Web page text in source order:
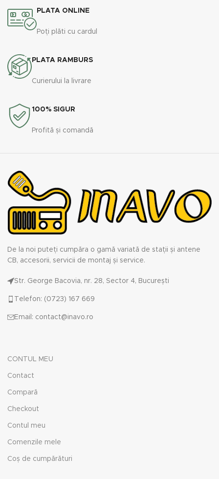
PLATA ONLINE
Poți plăti cu cardul
PLATA RAMBURS
Curierului la livrare
100% SIGUR
Profită și comandă
De la noi puteți cumpăra o gamă variată de stații și antene
CB, accesorii, servicii de montaj și service.
Str. George Bacovia, nr. 28, Sector 4, București
Telefon: (0723) 167 669
Email: contact@inavo.ro
CONTUL MEU
Contact
Compară
Checkout
Contul meu
Comenzile mele
Coș de cumpărături